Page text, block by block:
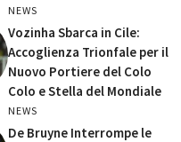
NEWS
Vozinha Sbarca in Cile:
Accoglienza Trionfale per il
Nuovo Portiere del Colo
Colo e Stella del Mondiale
NEWS
De Bruyne Interrompe le